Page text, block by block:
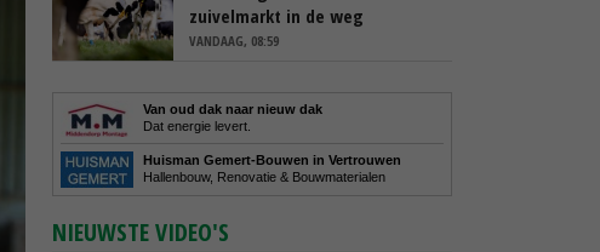
zuivelmarkt in de weg
VANDAAG, 08:59
Van oud dak naar nieuw dak
Dat energie levert.
Huisman Gemert-Bouwen in Vertrouwen
Hallenbouw, Renovatie & Bouwmaterialen
NIEUWSTE VIDEO'S